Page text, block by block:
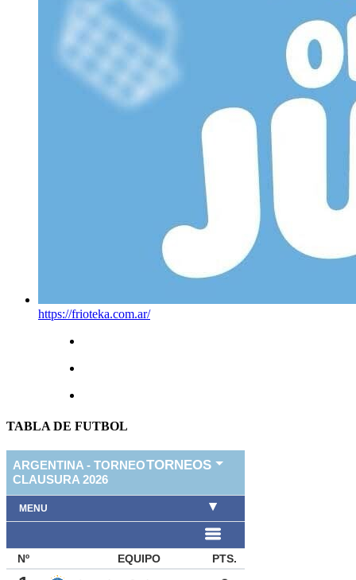
https://frioteka.com.ar/
TABLA DE FUTBOL